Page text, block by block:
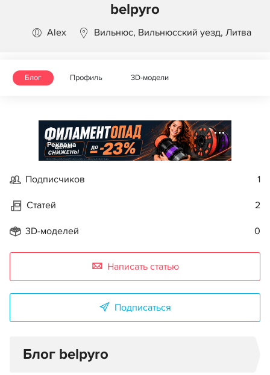
belpyro
Alex Вильнюс, Вильнюсский уезд, Литва
Блог Профиль 3D-модели
Реклама
Подписчиков 1
Статей 2
3D-моделей 0
Написать статью
Подписаться
Блог belpyro